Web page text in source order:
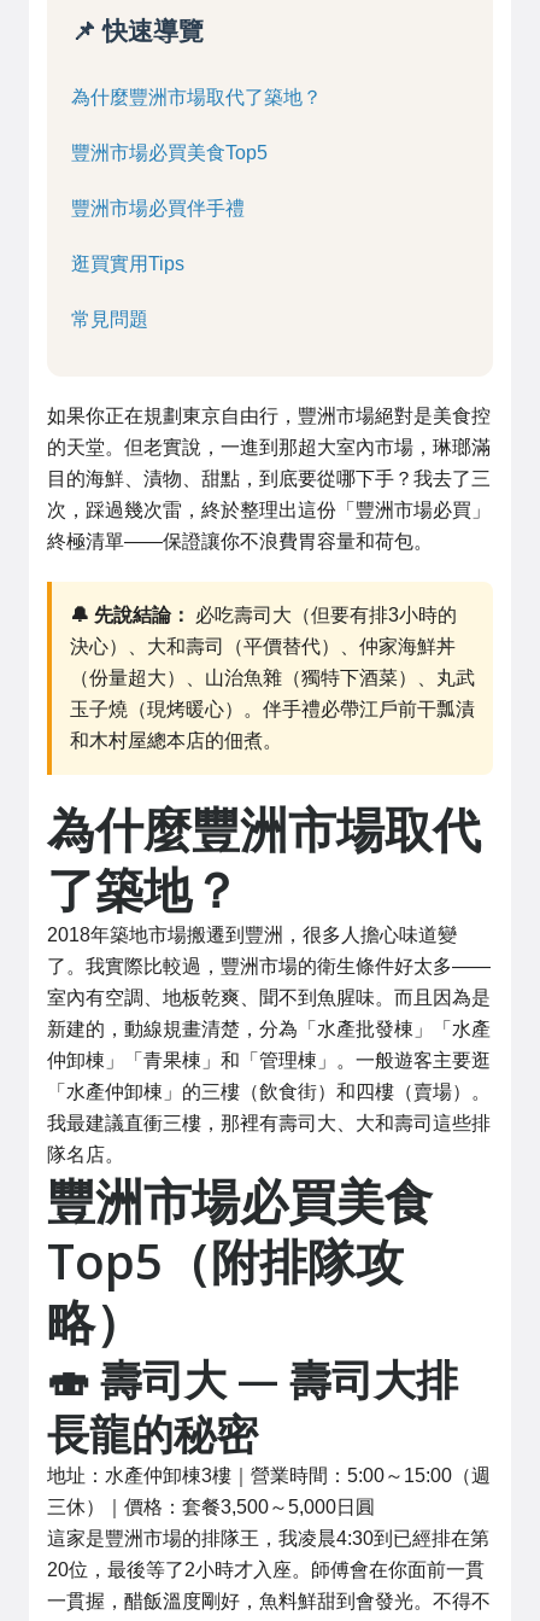
📌 快速導覽
為什麼豐洲市場取代了築地？
豐洲市場必買美食Top5
豐洲市場必買伴手禮
逛買實用Tips
常見問題
如果你正在規劃東京自由行，豐洲市場絕對是美食控
的天堂。但老實說，一進到那超大室內市場，琳瑯滿
目的海鮮、漬物、甜點，到底要從哪下手？我去了三
次，踩過幾次雷，終於整理出這份「豐洲市場必買」
終極清單——保證讓你不浪費胃容量和荷包。
🔔 先說結論：
必吃壽司大（但要有排3小時的
決心）、大和壽司（平價替代）、仲家海鮮丼
（份量超大）、山治魚雜（獨特下酒菜）、丸武
玉子燒（現烤暖心）。伴手禮必帶江戶前干瓢漬
和木村屋總本店的佃煮。
為什麼豐洲市場取代
了築地？
2018年築地市場搬遷到豐洲，很多人擔心味道變
了。我實際比較過，豐洲市場的衛生條件好太多——
室內有空調、地板乾爽、聞不到魚腥味。而且因為是
新建的，動線規畫清楚，分為「水產批發棟」「水產
仲卸棟」「青果棟」和「管理棟」。一般遊客主要逛
「水產仲卸棟」的三樓（飲食街）和四樓（賣場）。
我最建議直衝三樓，那裡有壽司大、大和壽司這些排
隊名店。
豐洲市場必買美食
Top5（附排隊攻
略）
🍣 壽司大 — 壽司大排
長龍的秘密
地址：水產仲卸棟3樓｜營業時間：5:00～15:00（週
三休）｜價格：套餐3,500～5,000日圓
這家是豐洲市場的排隊王，我凌晨4:30到已經排在第
20位，最後等了2小時才入座。師傅會在你面前一貫
一貫握，醋飯溫度剛好，魚料鮮甜到會發光。不得不